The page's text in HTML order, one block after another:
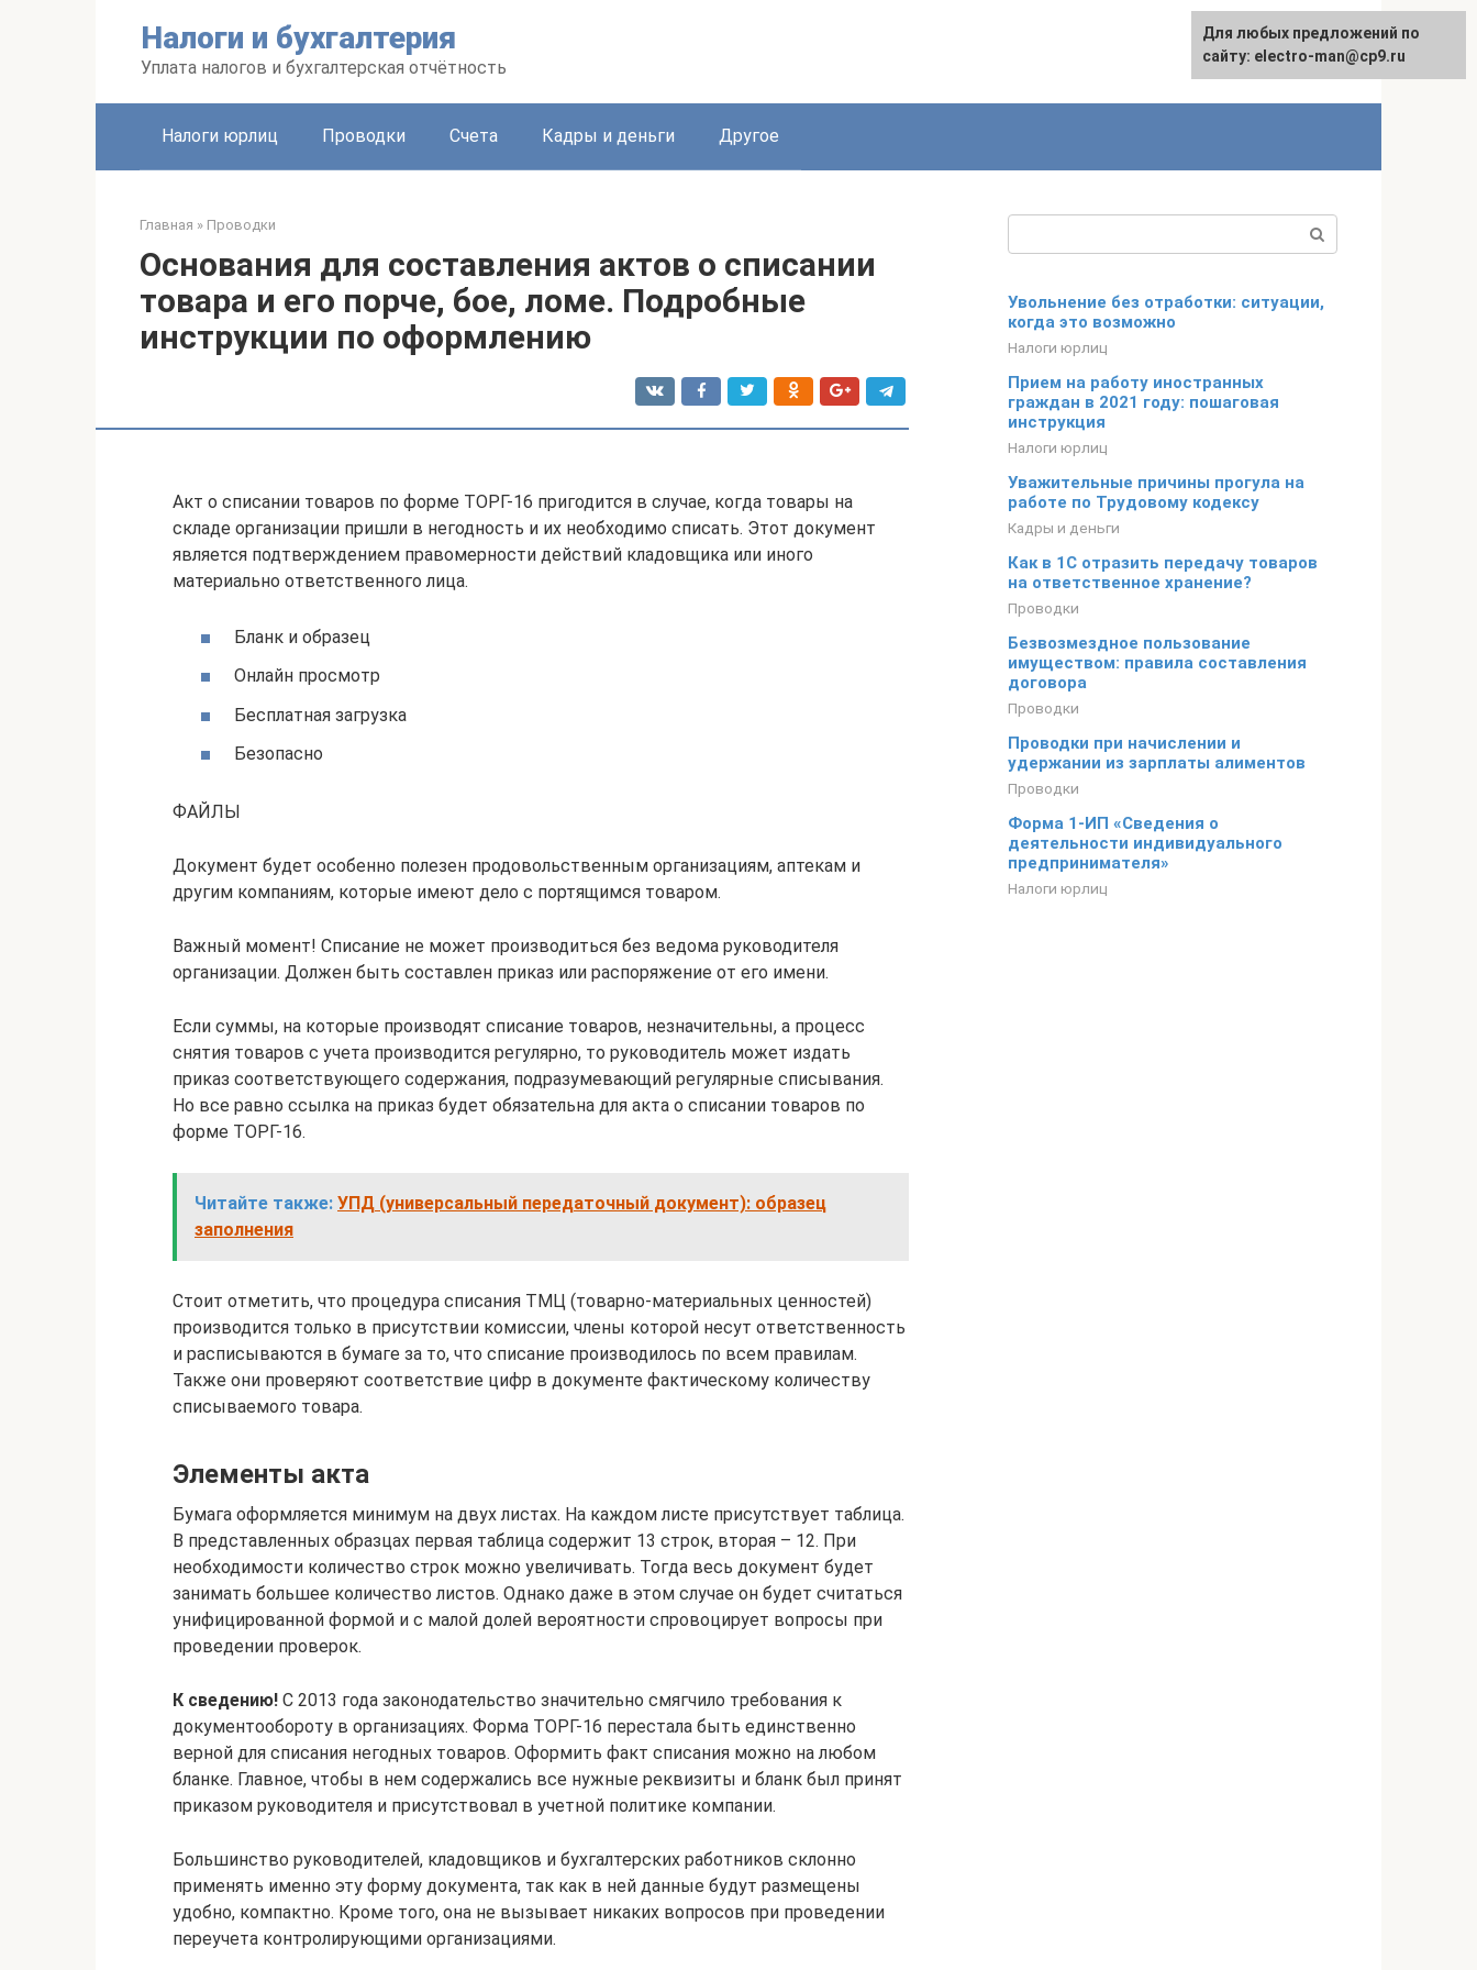
Налоги и бухгалтерия
Уплата налогов и бухгалтерская отчётность
Налоги юрлиц Проводки Счета Кадры и деньги Другое
Главная » Проводки
Основания для составления актов о списании
товара и его порче, бое, ломе. Подробные
инструкции по оформлению
Акт о списании товаров по форме ТОРГ-16 пригодится в случае, когда товары на
складе организации пришли в негодность и их необходимо списать. Этот документ
является подтверждением правомерности действий кладовщика или иного
материально ответственного лица.
Бланк и образец
Онлайн просмотр
Бесплатная загрузка
Безопасно
ФАЙЛЫ
Документ будет особенно полезен продовольственным организациям, аптекам и
другим компаниям, которые имеют дело с портящимся товаром.
Важный момент! Списание не может производиться без ведома руководителя
организации. Должен быть составлен приказ или распоряжение от его имени.
Если суммы, на которые производят списание товаров, незначительны, а процесс
снятия товаров с учета производится регулярно, то руководитель может издать
приказ соответствующего содержания, подразумевающий регулярные списывания.
Но все равно ссылка на приказ будет обязательна для акта о списании товаров по
форме ТОРГ-16.
Читайте также: УПД (универсальный передаточный документ): образец
заполнения
Стоит отметить, что процедура списания ТМЦ (товарно-материальных ценностей)
производится только в присутствии комиссии, члены которой несут ответственность
и расписываются в бумаге за то, что списание производилось по всем правилам.
Также они проверяют соответствие цифр в документе фактическому количеству
списываемого товара.
Элементы акта
Бумага оформляется минимум на двух листах. На каждом листе присутствует таблица.
В представленных образцах первая таблица содержит 13 строк, вторая – 12. При
необходимости количество строк можно увеличивать. Тогда весь документ будет
занимать большее количество листов. Однако даже в этом случае он будет считаться
унифицированной формой и с малой долей вероятности спровоцирует вопросы при
проведении проверок.
К сведению! С 2013 года законодательство значительно смягчило требования к
документообороту в организациях. Форма ТОРГ-16 перестала быть единственно
верной для списания негодных товаров. Оформить факт списания можно на любом
бланке. Главное, чтобы в нем содержались все нужные реквизиты и бланк был принят
приказом руководителя и присутствовал в учетной политике компании.
Большинство руководителей, кладовщиков и бухгалтерских работников склонно
применять именно эту форму документа, так как в ней данные будут размещены
удобно, компактно. Кроме того, она не вызывает никаких вопросов при проведении
переучета контролирующими организациями.
Увольнение без отработки: ситуации,
когда это возможно
Налоги юрлиц
Прием на работу иностранных
граждан в 2021 году: пошаговая
инструкция
Налоги юрлиц
Уважительные причины прогула на
работе по Трудовому кодексу
Кадры и деньги
Как в 1С отразить передачу товаров
на ответственное хранение?
Проводки
Безвозмездное пользование
имуществом: правила составления
договора
Проводки
Проводки при начислении и
удержании из зарплаты алиментов
Проводки
Форма 1-ИП «Сведения о
деятельности индивидуального
предпринимателя»
Налоги юрлиц
Для любых предложений по
сайту: electro-man@cp9.ru